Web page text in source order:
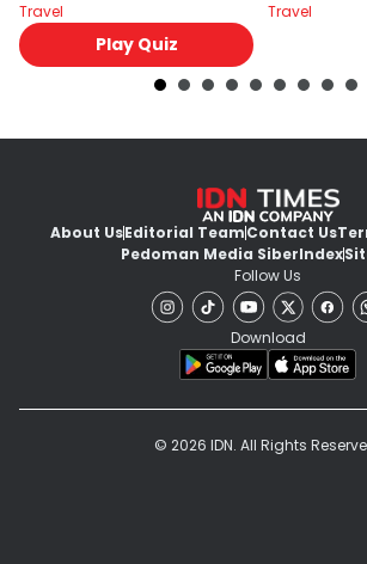
Travel
Play Quiz
Travel
About UsEditorial TeamContact Us
Pedoman Media SiberIndex
Follow Us
Download
© 2026 IDN. All Rights